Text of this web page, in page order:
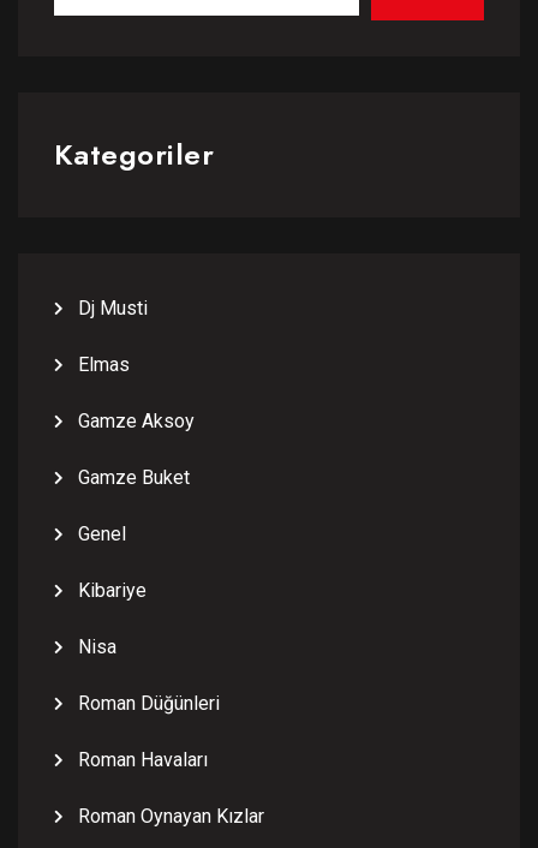
Kategoriler
Dj Musti
Elmas
Gamze Aksoy
Gamze Buket
Genel
Kibariye
Nisa
Roman Düğünleri
Roman Havaları
Roman Oynayan Kızlar